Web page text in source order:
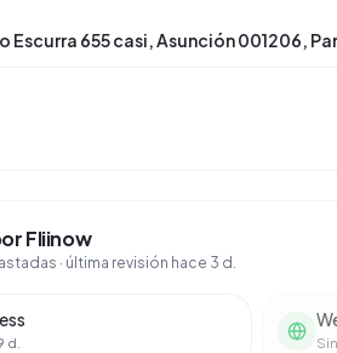
Escurra 655 casi, Asunción 001206,
Fliinow
· última revisión hace 3 d.
d.